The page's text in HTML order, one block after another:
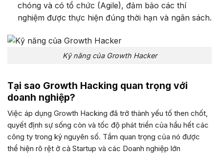
chóng và có tổ chức (Agile), đảm bảo các thí
nghiệm được thực hiện đúng thời hạn và ngân sách.
Kỹ năng của Growth Hacker
Tại sao Growth Hacking quan trọng với
doanh nghiệp?
Việc áp dụng Growth Hacking đã trở thành yếu tố then chốt,
quyết định sự sống còn và tốc độ phát triển của hầu hết các
công ty trong kỷ nguyên số. Tầm quan trọng của nó được
thể hiện rõ rệt ở cả Startup và các Doanh nghiệp lớn